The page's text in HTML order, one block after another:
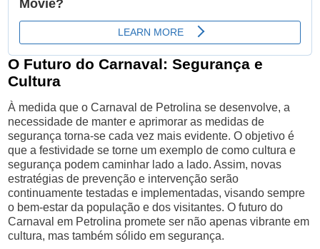
O Futuro do Carnaval: Segurança e
Cultura
À medida que o Carnaval de Petrolina se desenvolve, a
necessidade de manter e aprimorar as medidas de
segurança torna-se cada vez mais evidente. O objetivo é
que a festividade se torne um exemplo de como cultura e
segurança podem caminhar lado a lado. Assim, novas
estratégias de prevenção e intervenção serão
continuamente testadas e implementadas, visando sempre
o bem-estar da população e dos visitantes. O futuro do
Carnaval em Petrolina promete ser não apenas vibrante em
cultura, mas também sólido em segurança.